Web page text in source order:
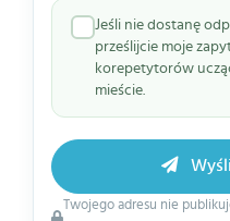
Jeśli nie dostanę
prześlijcie moje
korepetytorów
mieście.
Twojego adresu nie